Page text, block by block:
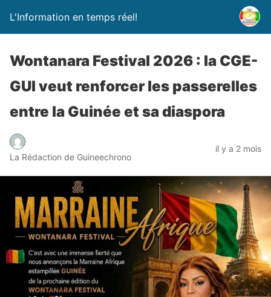
L'Information en temps réel!
Wontanara Festival 2026 : la CGE-
GUI veut renforcer les passerelles
entre la Guinée et sa diaspora
La Rédaction de Guineechrono
il y a 2 mois